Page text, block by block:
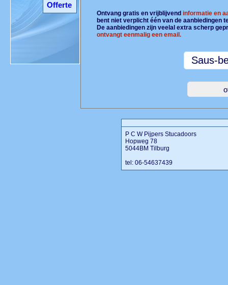
Offerte
Ontvang gratis en vrijblijvendinformatie en
bent niet verplicht één van de aanbiedingen
De aanbiedingen zijn veelal extra scherp
ontvangt eenmalig een email.
P C W Pijpers Stucadoors
Hopweg 78
5044BM Tilburg
tel: 06-54637439